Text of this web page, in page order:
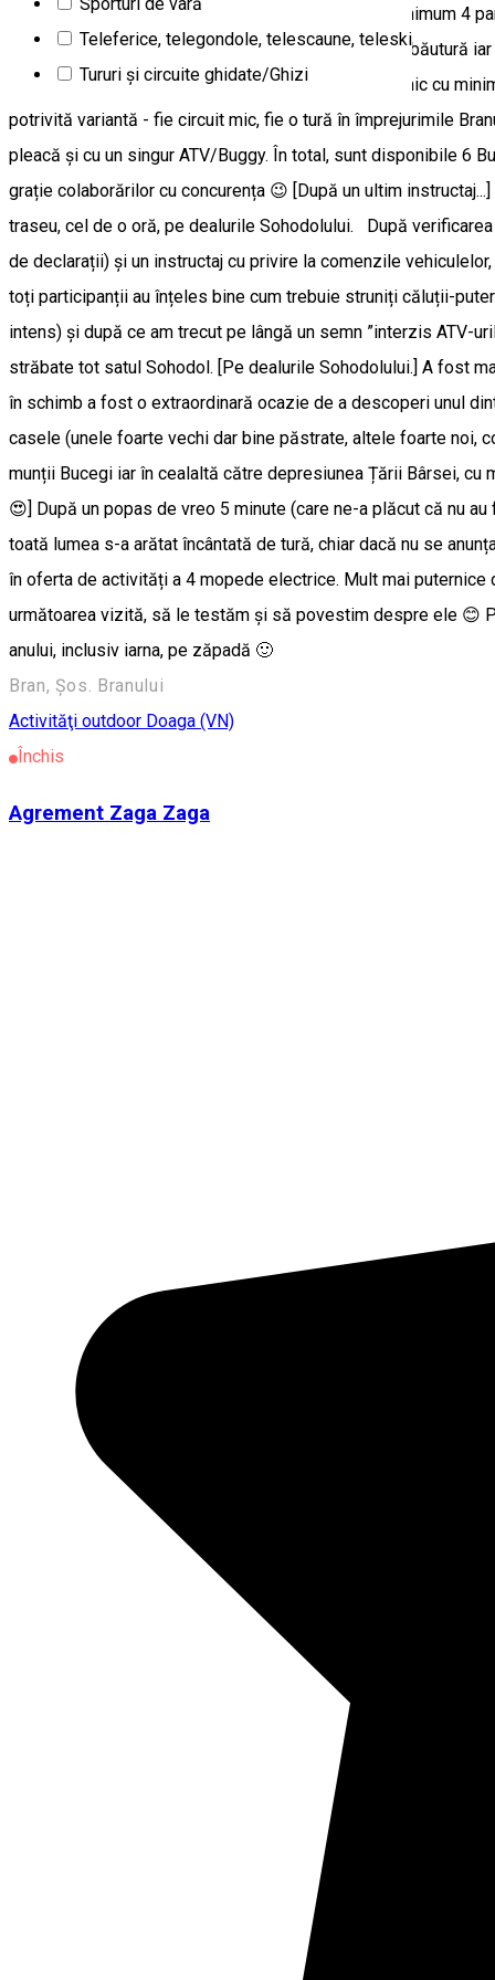
Teleferice, telegondole, telescaune, teleski
Tururi şi circuite ghidate/Ghizi
grupului. Traseele mai lungi de două ore, dacă au minimum
într-un loc pitoresc de pe traseu; include mâncare, o băutură
să programezi/să rezervi traseele cu prânz sau picnic cu
potrivită variantă - fie circuit mic, fie o tură în împrejurimile
pleacă și cu un singur ATV/Buggy. În total, sunt disponibile 6
grație colaborărilor cu concurența 😉 [După un ultim
traseu, cel de o oră, pe dealurile Sohodolului. După
de declarații) și un instructaj cu privire la comenzile
toți participanții au înțeles bine cum trebuie struniți căluții-
intens) și după ce am trecut pe lângă un semn ”interzis ATV-
străbate tot satul Sohodol. [Pe dealurile Sohodolului.] A fost
în schimb a fost o extraordinară ocazie de a descoperi unul
casele (unele foarte vechi dar bine păstrate, altele foarte noi,
munții Bucegi iar în cealaltă către depresiunea Țării Bârsei,
😍] După un popas de vreo 5 minute (care ne-a plăcut că nu
toată lumea s-a arătat încântată de tură, chiar dacă nu se
în oferta de activități a 4 mopede electrice. Mult mai
următoarea vizită, să le testăm și să povestim despre ele 😊
anului, inclusiv iarna, pe zăpadă 🙂
Bran, Șos. Branului
Activităţi outdoor Doaga (VN)
Închis
Agrement Zaga Zaga